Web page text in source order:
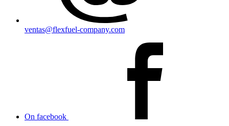
ventas@flexfuel-company.com
On facebook